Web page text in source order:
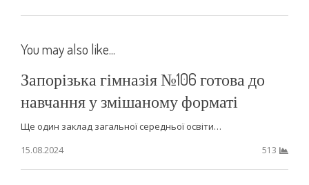
You may also like...
Запорізька гімназія №106 готова до
навчання у змішаному форматі
Ще один заклад загальної середньої освіти…
15.08.2024
513